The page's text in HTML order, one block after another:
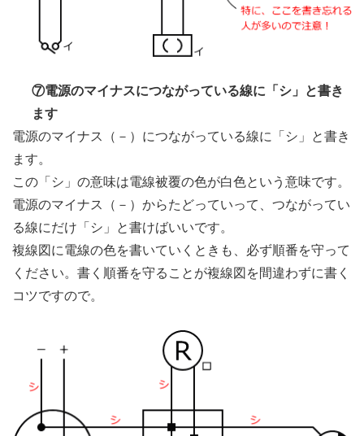
⑦電源のマイナスにつながっている線に「シ」と書き
ます
電源のマイナス（－）につながっている線に「シ」と書き
ます。
この「シ」の意味は電線被覆の色が白色という意味です。
電源のマイナス（－）からたどっていって、つながってい
る線にだけ「シ」と書けばいいです。
複線図に電線の色を書いていくときも、必ず順番を守って
ください。書く順番を守ることが複線図を間違わずに書く
コツですので。